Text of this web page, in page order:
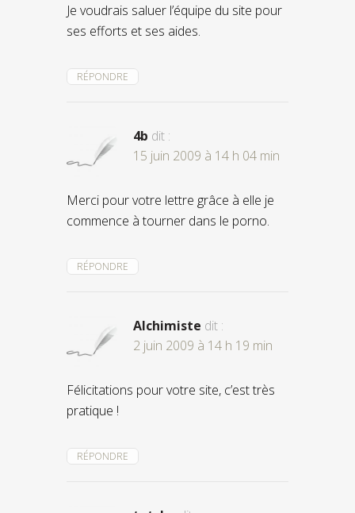
Je voudrais saluer l’équipe du site pour
ses efforts et ses aides.
RÉPONDRE
4b dit :
15 juin 2009 à 14 h 04 min
Merci pour votre lettre grâce à elle je
commence à tourner dans le porno.
RÉPONDRE
Alchimiste dit :
2 juin 2009 à 14 h 19 min
Félicitations pour votre site, c’est très
pratique !
RÉPONDRE